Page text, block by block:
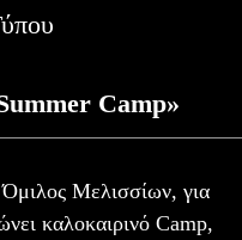
Camp»
Μελισσίων, για
καλοκαιρινό Camp,